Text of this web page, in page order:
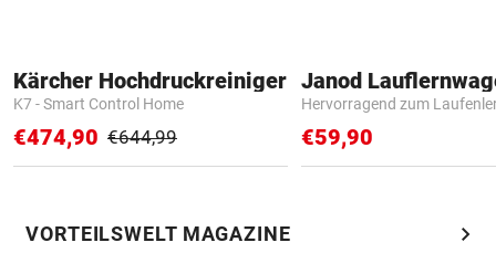
Kärcher Hochdruckreiniger
K7 - Smart Control Home
€474,90 €644,99
Janod
Hervorragend zum
€59,90
VORTEILSWELT MAGAZINE chevron_right